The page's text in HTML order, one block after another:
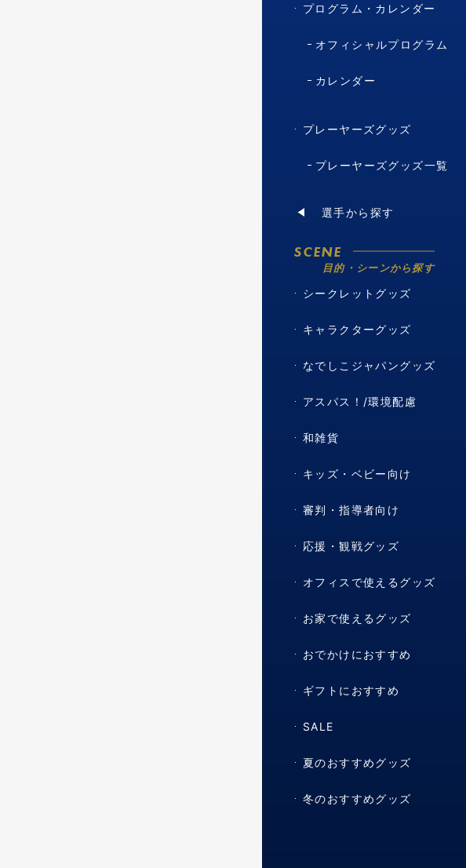
プログラム・カレンダー
オフィシャルプログラム
カレンダー
プレーヤーズグッズ
プレーヤーズグッズ一覧
選手から探す
SCENE
目的・シーンから探す
シークレットグッズ
キャラクターグッズ
なでしこジャパングッズ
アスパス！/環境配慮
和雑貨
キッズ・ベビー向け
審判・指導者向け
応援・観戦グッズ
オフィスで使えるグッズ
お家で使えるグッズ
おでかけにおすすめ
ギフトにおすすめ
SALE
夏のおすすめグッズ
冬のおすすめグッズ